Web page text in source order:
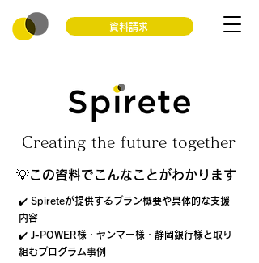
資料請求
Creating the future together
💡この資料でこんなことがわかります
✔️ Spireteが提供するプラン概要や具体的な支援
内容
​✔️ J-POWER様・ヤンマー様・静岡銀行様と取り
組むプログラム事例